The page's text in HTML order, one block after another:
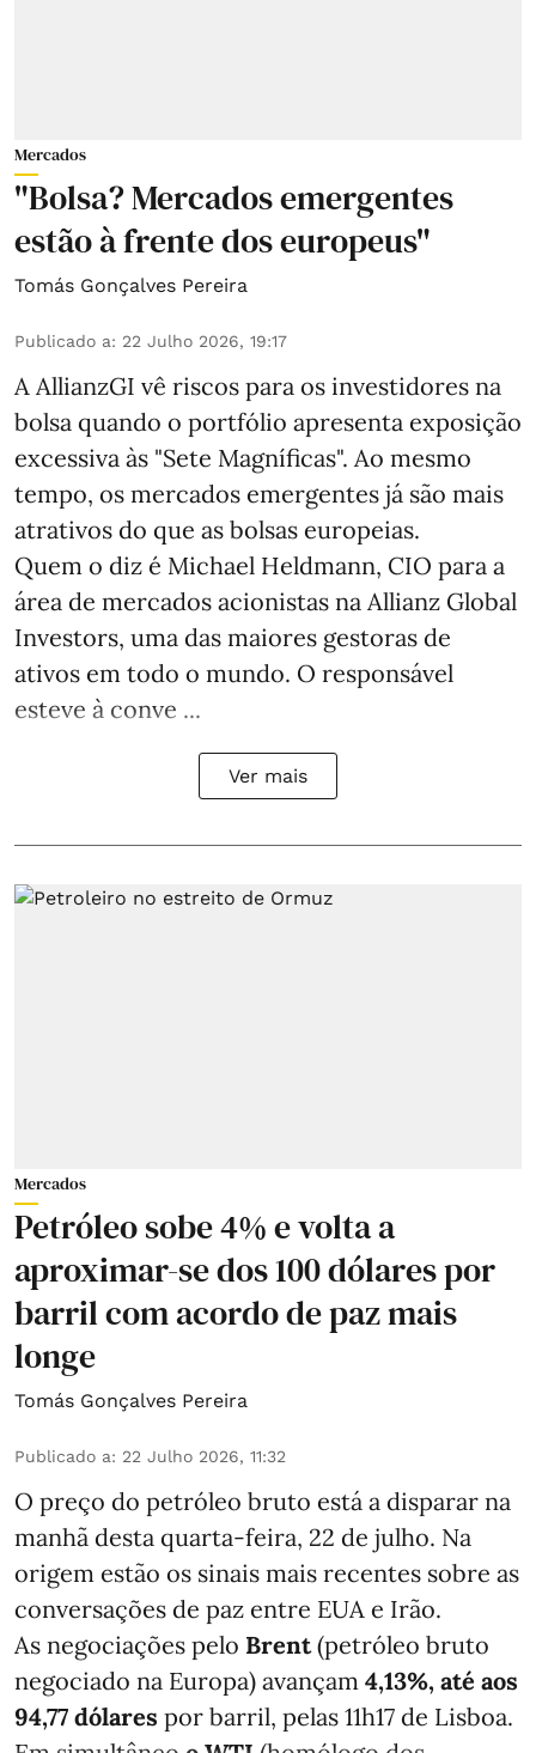
Mercados
"Bolsa? Mercados emergentes
estão à frente dos europeus"
Tomás Gonçalves Pereira
Publicado a: 22 Julho 2026, 19:17
A AllianzGI vê riscos para os investidores na
bolsa quando o portfólio apresenta exposição
excessiva às "Sete Magníficas". Ao mesmo
tempo, os mercados emergentes já são mais
atrativos do que as bolsas europeias.
Quem o diz é Michael Heldmann, CIO para a
área de mercados acionistas na Allianz Global
Investors, uma das maiores gestoras de
ativos em todo o mundo. O responsável
esteve à conve ...
Ver mais
Mercados
Petróleo sobe 4% e volta a
aproximar-se dos 100 dólares por
barril com acordo de paz mais
longe
Tomás Gonçalves Pereira
Publicado a: 22 Julho 2026, 11:32
O preço do petróleo bruto está a disparar na
manhã desta quarta-feira, 22 de julho. Na
origem estão os sinais mais recentes sobre as
conversações de paz entre EUA e Irão.
As negociações pelo Brent(petróleo bruto
negociado na Europa) avançam 4,13%, até aos
94,77 dólares por barril, pelas 11h17 de Lisboa.